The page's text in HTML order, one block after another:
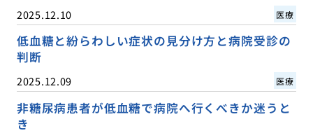
2025.12.10 医療
低血糖と紛らわしい症状の見分け方と病院受診の
判断
2025.12.09 医療
非糖尿病患者が低血糖で病院へ行くべきか迷うと
き